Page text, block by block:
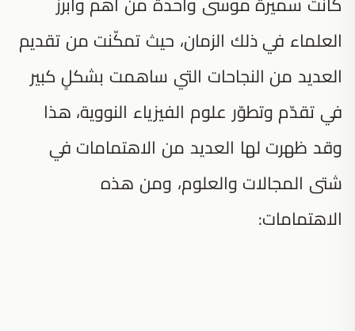
العلماء في ذلك الزمان، حيث تمكّنت من تقديم
العديد من النجاحات التي ساهمت بشكلٍ كبير
في تقدّم وتطوّر علوم الفيزياء النووية، هذا
وقد ظهرت لها العديد من الاهتمامات في
شتى المجالات والعلوم، ومن هذه
الاهتمامات: